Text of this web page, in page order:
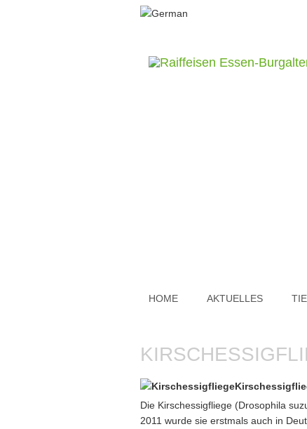
HOME AKTUELLES
Die Kirschessigfliege (Drosophila
2011 wurde sie erstmals auch in